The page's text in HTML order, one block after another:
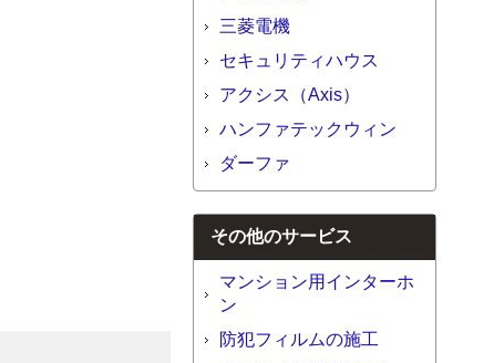
三菱電機
セキュリティハウス
アクシス（Axis）
ハンファテックウィン
ダーファ
その他のサービス
マンション用インターホ
ン
防犯フィルムの施工